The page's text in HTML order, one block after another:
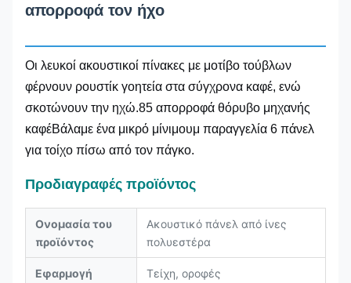
απορροφά τον ήχο
Οι λευκοί ακουστικοί πίνακες με μοτίβο τούβλων
φέρνουν ρουστίκ γοητεία στα σύγχρονα καφέ, ενώ
σκοτώνουν την ηχώ.85 απορροφά θόρυβο μηχανής
καφέΒάλαμε ένα μικρό μίνιμουμ παραγγελία 6 πάνελ
για τοίχο πίσω από τον πάγκο.
Προδιαγραφές προϊόντος
Ονομασία του
προϊόντος
Ακουστικό πάνελ από ίνες
πολυεστέρα
Εφαρμογή Τείχη, οροφές